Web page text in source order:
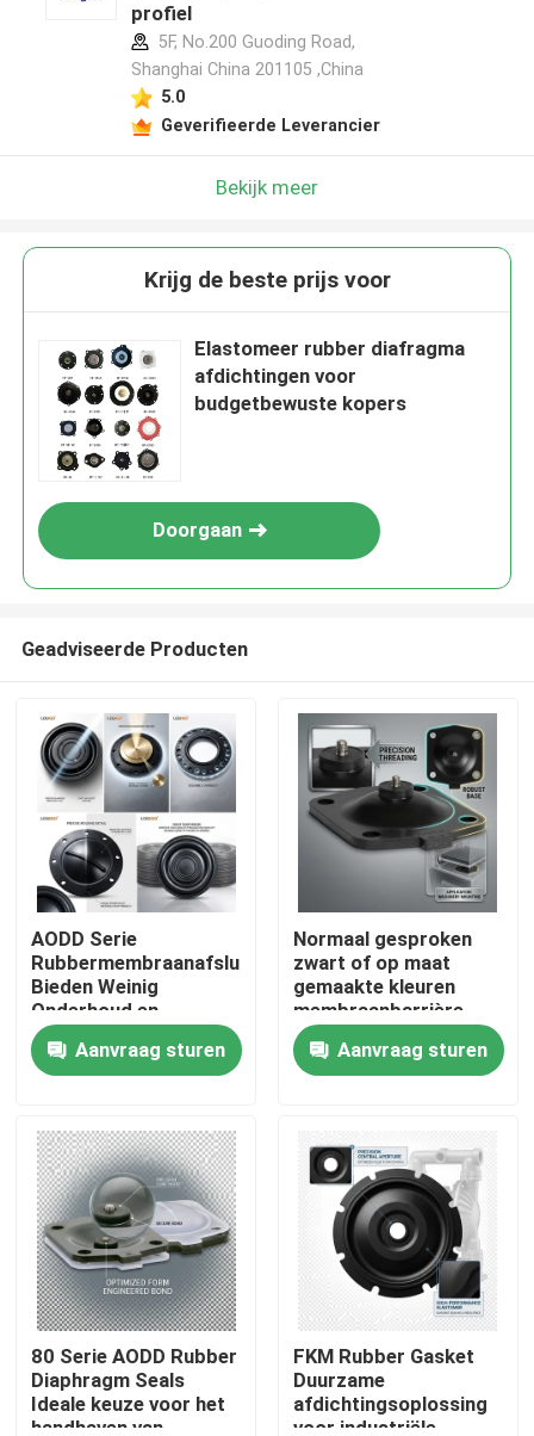
Huis
Producten
Over ons
profiel
5F, No.200 Guoding Road,
Shanghai China 201105 ,China
5.0
Geverifieerde Leverancier
Bekijk meer
Krijg de beste prijs voor
Elastomeer rubber diafragma
afdichtingen voor
budgetbewuste kopers
Doorgaan
Geadviseerde Producten
AODD Serie
Rubbermembraanafsluitingen
Bieden Weinig
Onderhoud en
Consistente Tolerantie
±0.02mm voor
Industriële Operaties
Aanvraag sturen
Normaal gesproken
zwart of op maat
gemaakte kleuren
membraanbarrière
temperatuur volgens
het materiaal
afdichtingselement
Aanvraag sturen
80 Serie AODD Rubber
Diaphragm Seals
Ideale keuze voor het
handhaven van
FKM Rubber Gasket
Duurzame
afdichtingsoplossing
voor industriële